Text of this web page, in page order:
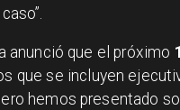
anunció que el próximo
que se incluyen
hemos presentado